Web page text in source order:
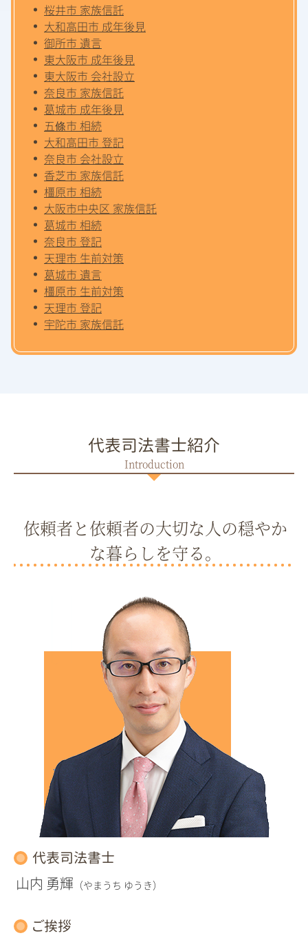
桜井市 家族信託
大和高田市 成年後見
御所市 遺言
東大阪市 成年後見
東大阪市 会社設立
奈良市 家族信託
葛城市 成年後見
五條市 相続
大和高田市 登記
奈良市 会社設立
香芝市 家族信託
橿原市 相続
大阪市中央区 家族信託
葛城市 相続
奈良市 登記
天理市 生前対策
葛城市 遺言
橿原市 生前対策
天理市 登記
宇陀市 家族信託
代表司法書士紹介
依頼者と依頼者の大切な人の穏やか
な暮らしを守る。
代表司法書士
山内 勇輝 （やまうち ゆうき）
ご挨拶